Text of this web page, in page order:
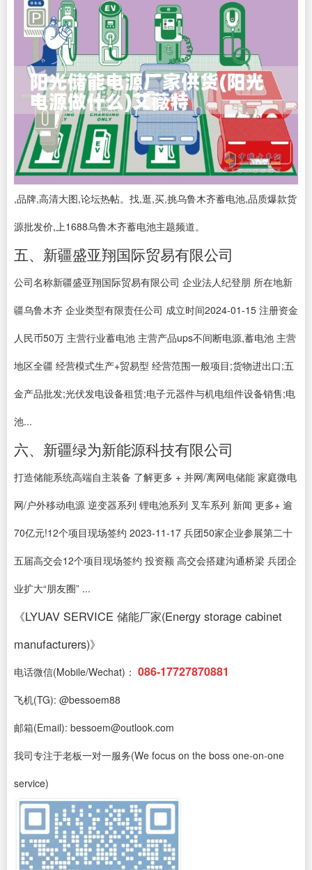
,品牌,高清大图,论坛热帖。找,逛,买,挑乌鲁木齐蓄电池,品质爆款货
源批发价,上1688乌鲁木齐蓄电池主题频道。
五、新疆盛亚翔国际贸易有限公司
公司名称新疆盛亚翔国际贸易有限公司 企业法人纪登朋 所在地新
疆乌鲁木齐 企业类型有限责任公司 成立时间2024-01-15 注册资金
人民币50万 主营行业蓄电池 主营产品ups不间断电源,蓄电池 主营
地区全疆 经营模式生产+贸易型 经营范围一般项目;货物进出口;五
金产品批发;光伏发电设备租赁;电子元器件与机电组件设备销售;电
池...
六、新疆绿为新能源科技有限公司
打造储能系统高端自主装备 了解更多 + 并网/离网电储能 家庭微电
网/户外移动电源 逆变器系列 锂电池系列 叉车系列 新闻 更多+ 逾
70亿元!12个项目现场签约 2023-11-17 兵团50家企业参展第二十
五届高交会12个项目现场签约 投资额 高交会搭建沟通桥梁 兵团企
业扩大“朋友圈” ...
《LYUAV SERVICE 储能厂家(Energy storage cabinet
manufacturers)》
电话微信(Mobile/Wechat)： 086-17727870881
飞机(TG): @bessoem88
邮箱(Email): bessoem@outlook.com
我司专注于老板一对一服务(We focus on the boss one-on-one
service)